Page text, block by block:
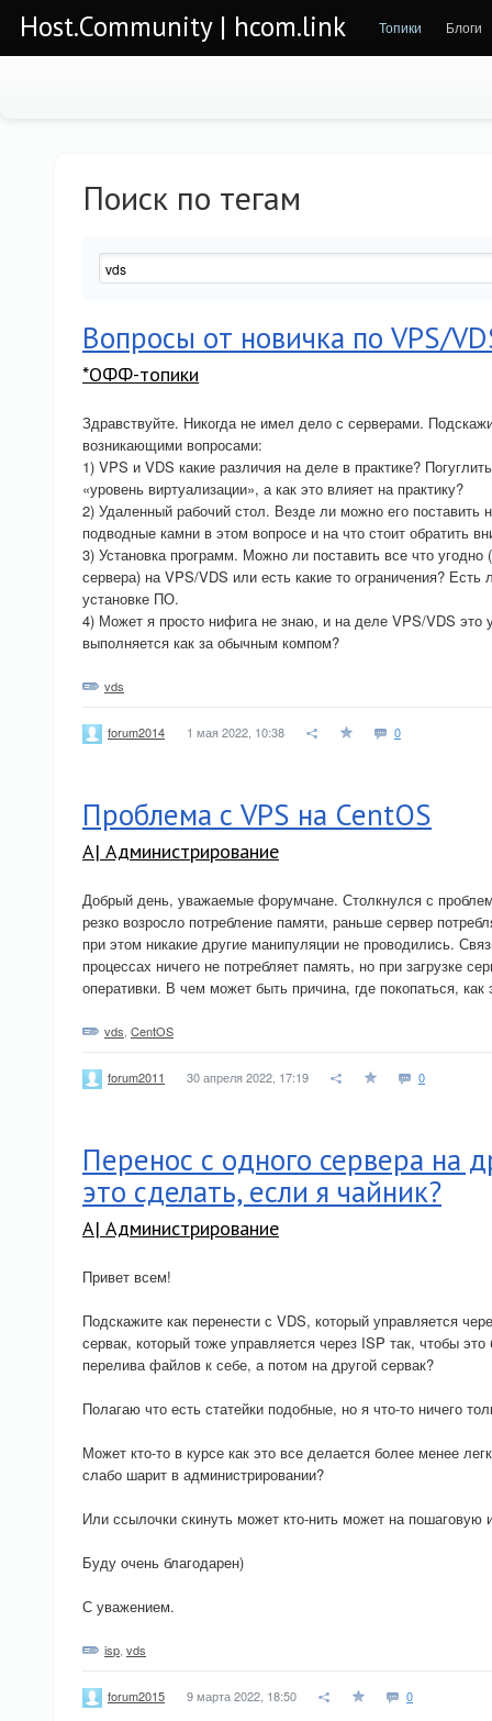
Host.Community | hcom.link Топики Блоги
Поиск по тегам
Вопросы от новичка по VPS/
*ОФФ-топики
Здравствуйте. Никогда не имел дело с серверами.
возникающими вопросами:
1) VPS и VDS какие различия на деле в практике?
«уровень виртуализации», а как это влияет на практику?
2) Удаленный рабочий стол. Везде ли можно его поставить
подводные камни в этом вопросе и на что стоит обратить
3) Установка программ. Можно ли поставить все что
сервера) на VPS/VDS или есть какие то ограничения?
установке ПО.
4) Может я просто нифига не знаю, и на деле VPS/VDS это
выполняется как за обычным компом?
vds
forum2014 1 мая 2022, 10:38 0
Проблема с VPS на CentOS
A| Администрирование
Добрый день, уважаемые форумчане. Столкнулся с
резко возросло потребление памяти, раньше сервер
при этом никакие другие манипуляции не проводились.
процессах ничего не потребляет память, но при загрузке
оперативки. В чем может быть причина, где покопаться,
vds CentOS
forum2011 30 апреля 2022, 17:19 0
Перенос с одного сервера на
это сделать, если я чайник?
A| Администрирование
Привет всем!
Подскажите как перенести с VDS, который управляется
сервак, который тоже управляется через ISP так, чтобы
перелива файлов к себе, а потом на другой сервак?
Полагаю что есть статейки подобные, но я что-то ничего
Может кто-то в курсе как это все делается более менее
слабо шарит в администрировании?
Или ссылочки скинуть может кто-нить может на пошаговую
Буду очень благодарен)
С уважением.
isp vds
forum2015 9 марта 2022, 18:50 0